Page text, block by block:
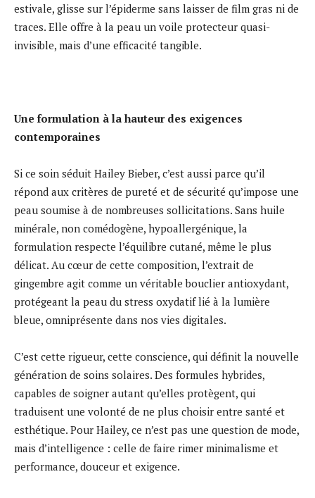
estivale, glisse sur l’épiderme sans laisser de film gras ni de
traces. Elle offre à la peau un voile protecteur quasi-
invisible, mais d’une efficacité tangible.
Une formulation à la hauteur des exigences
contemporaines
Si ce soin séduit Hailey Bieber, c’est aussi parce qu’il
répond aux critères de pureté et de sécurité qu’impose une
peau soumise à de nombreuses sollicitations. Sans huile
minérale, non comédogène, hypoallergénique, la
formulation respecte l’équilibre cutané, même le plus
délicat. Au cœur de cette composition, l’extrait de
gingembre agit comme un véritable bouclier antioxydant,
protégeant la peau du stress oxydatif lié à la lumière
bleue, omniprésente dans nos vies digitales.
C’est cette rigueur, cette conscience, qui définit la nouvelle
génération de soins solaires. Des formules hybrides,
capables de soigner autant qu’elles protègent, qui
traduisent une volonté de ne plus choisir entre santé et
esthétique. Pour Hailey, ce n’est pas une question de mode,
mais d’intelligence : celle de faire rimer minimalisme et
performance, douceur et exigence.